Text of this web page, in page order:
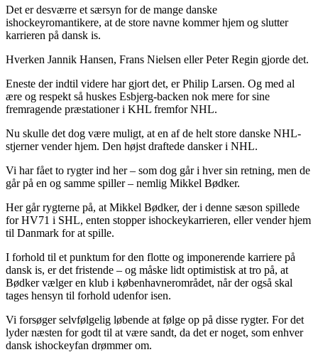
Det er desværre et særsyn for de mange danske
ishockeyromantikere, at de store navne kommer hjem og slutter
karrieren på dansk is.
Hverken Jannik Hansen, Frans Nielsen eller Peter Regin gjorde det.
Eneste der indtil videre har gjort det, er Philip Larsen. Og med al
ære og respekt så huskes Esbjerg-backen nok mere for sine
fremragende præstationer i KHL fremfor NHL.
Nu skulle det dog være muligt, at en af de helt store danske NHL-
stjerner vender hjem. Den højst draftede dansker i NHL.
Vi har fået to rygter ind her – som dog går i hver sin retning, men de
går på en og samme spiller – nemlig Mikkel Bødker.
Her går rygterne på, at Mikkel Bødker, der i denne sæson spillede
for HV71 i SHL, enten stopper ishockeykarrieren, eller vender hjem
til Danmark for at spille.
I forhold til et punktum for den flotte og imponerende karriere på
dansk is, er det fristende – og måske lidt optimistisk at tro på, at
Bødker vælger en klub i københavnerområdet, når der også skal
tages hensyn til forhold udenfor isen.
Vi forsøger selvfølgelig løbende at følge op på disse rygter. For det
lyder næsten for godt til at være sandt, da det er noget, som enhver
dansk ishockeyfan drømmer om.